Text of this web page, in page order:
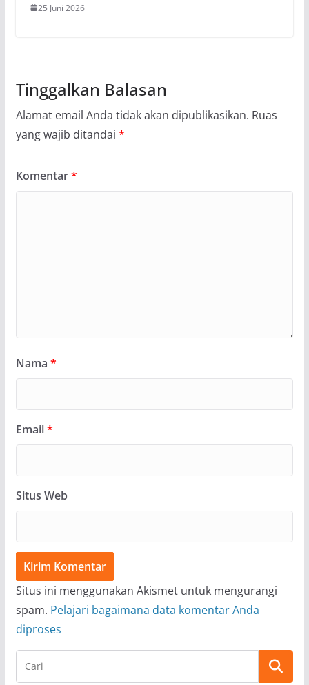
25 Juni 2026
Tinggalkan Balasan
Alamat email Anda tidak akan dipublikasikan. Ruas
yang wajib ditandai *
Komentar*
Nama *
Email*
Situs Web
Situs ini menggunakan Akismet untuk mengurangi
spam. Pelajari bagaimana data komentar Anda
diproses